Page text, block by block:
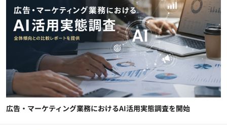
広告・マーケティング業務におけるAI活用実態調査を開始